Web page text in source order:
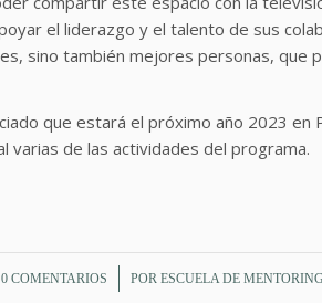
el liderazgo y el talento de sus
sino también mejores personas, que
que estará el próximo año 2023
varias de las actividades del programa.
0 COMENTARIOS
/ POR ESCUELA DE MENTORING